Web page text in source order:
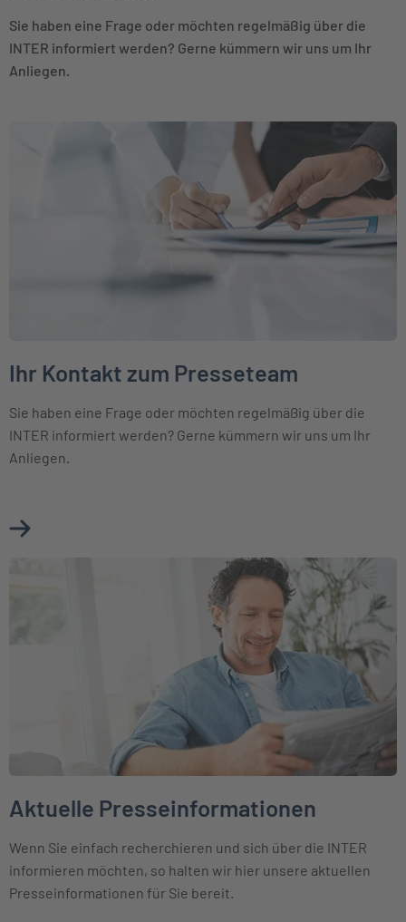
Sie haben eine Frage oder möchten regelmäßig über die
INTER informiert werden? Gerne kümmern wir uns um Ihr
Anliegen.
Ihr Kontakt zum Presseteam
Sie haben eine Frage oder möchten regelmäßig über die
INTER informiert werden? Gerne kümmern wir uns um Ihr
Anliegen.
Mehr über Ihr Kontakt zum Presseteam erfahren
Weiter zu Aktuelle Presseinformationen
Aktuelle Presseinformationen
Wenn Sie einfach recherchieren und sich über die INTER
informieren möchten, so halten wir hier unsere aktuellen
Presseinformationen für Sie bereit.